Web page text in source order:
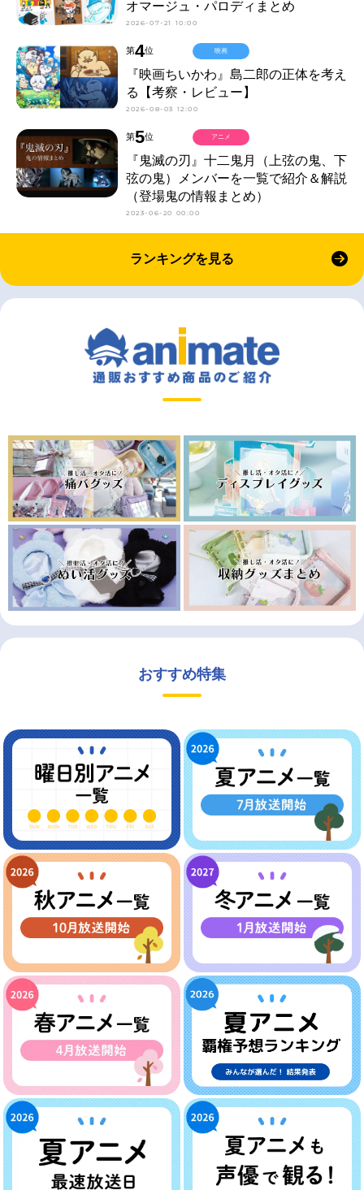
オマージュ・パロディまとめ
2026-07-21 10:00
第4位
『映画ちいかわ』島二郎の正体を考え
る【考察・レビュー】
2026-08-03 12:00
映画
第5位
『鬼滅の刃』十二鬼月（上弦の鬼、下
弦の鬼）メンバーを一覧で紹介＆解説
（登場鬼の情報まとめ）
2023-06-20 00:00
アニメ
ランキングを見る
おすすめ特集